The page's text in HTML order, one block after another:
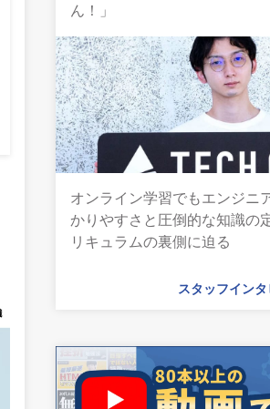
ん！」
オンライン学習でもエンジニ
かりやすさと圧倒的な知識の
リキュラムの裏側に迫る
スタッフイン